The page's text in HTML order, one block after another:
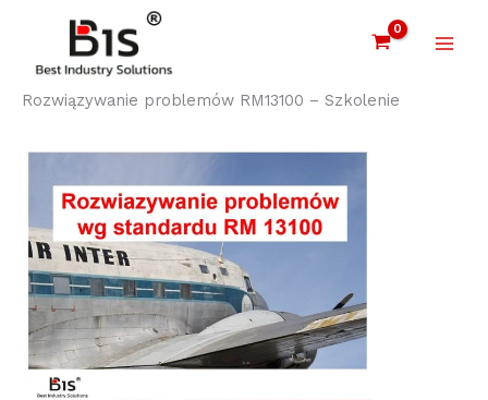
treści
nawigacji
treści
Rozwiązywanie problemów RM13100 – Szkolenie